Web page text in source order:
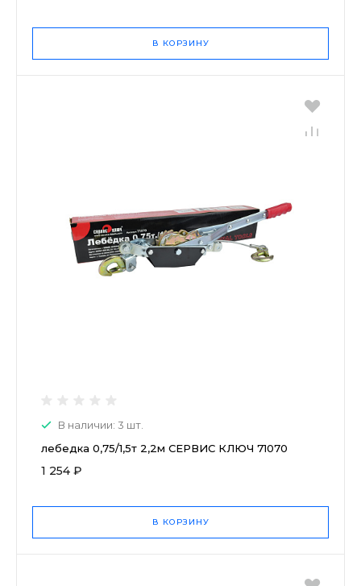
В КОРЗИНУ
В наличии: 3 шт.
лебедка 0,75/1,5т 2,2м СЕРВИС КЛЮЧ 71070
1 254 ₽
В КОРЗИНУ